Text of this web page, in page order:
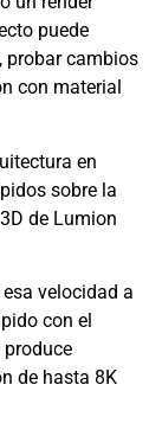
puede
probar cambios
con material
en
sobre la
de Lumion
velocidad a
con el
produce
de hasta 8K